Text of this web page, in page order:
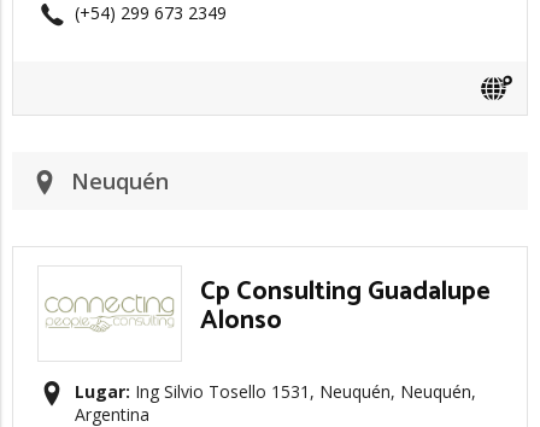
(+54) 299 673 2349
Neuquén
Cp Consulting Guadalupe
Alonso
Lugar: Ing Silvio Tosello 1531, Neuquén, Neuquén,
Argentina